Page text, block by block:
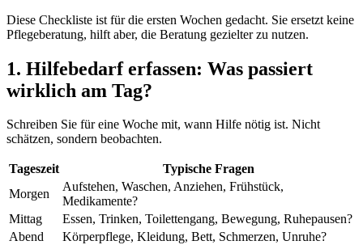
Diese Checkliste ist für die ersten Wochen gedacht. Sie ersetzt keine
Pflegeberatung, hilft aber, die Beratung gezielter zu nutzen.
1. Hilfebedarf erfassen: Was passiert
wirklich am Tag?
Schreiben Sie für eine Woche mit, wann Hilfe nötig ist. Nicht
schätzen, sondern beobachten.
Tageszeit
Typische Fragen
Morgen
Aufstehen, Waschen, Anziehen, Frühstück,
Medikamente?
Mittag
Essen, Trinken, Toilettengang, Bewegung, Ruhepausen?
Abend
Körperpflege, Kleidung, Bett, Schmerzen, Unruhe?